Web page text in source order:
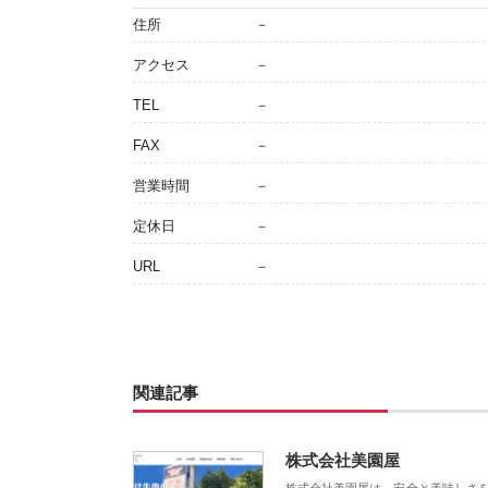
住所 －
アクセス －
TEL －
FAX －
営業時間 －
定休日 －
URL －
関連記事
株式会社美園屋